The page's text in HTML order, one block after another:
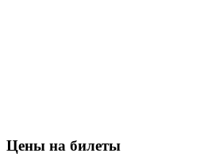
Цены на билеты